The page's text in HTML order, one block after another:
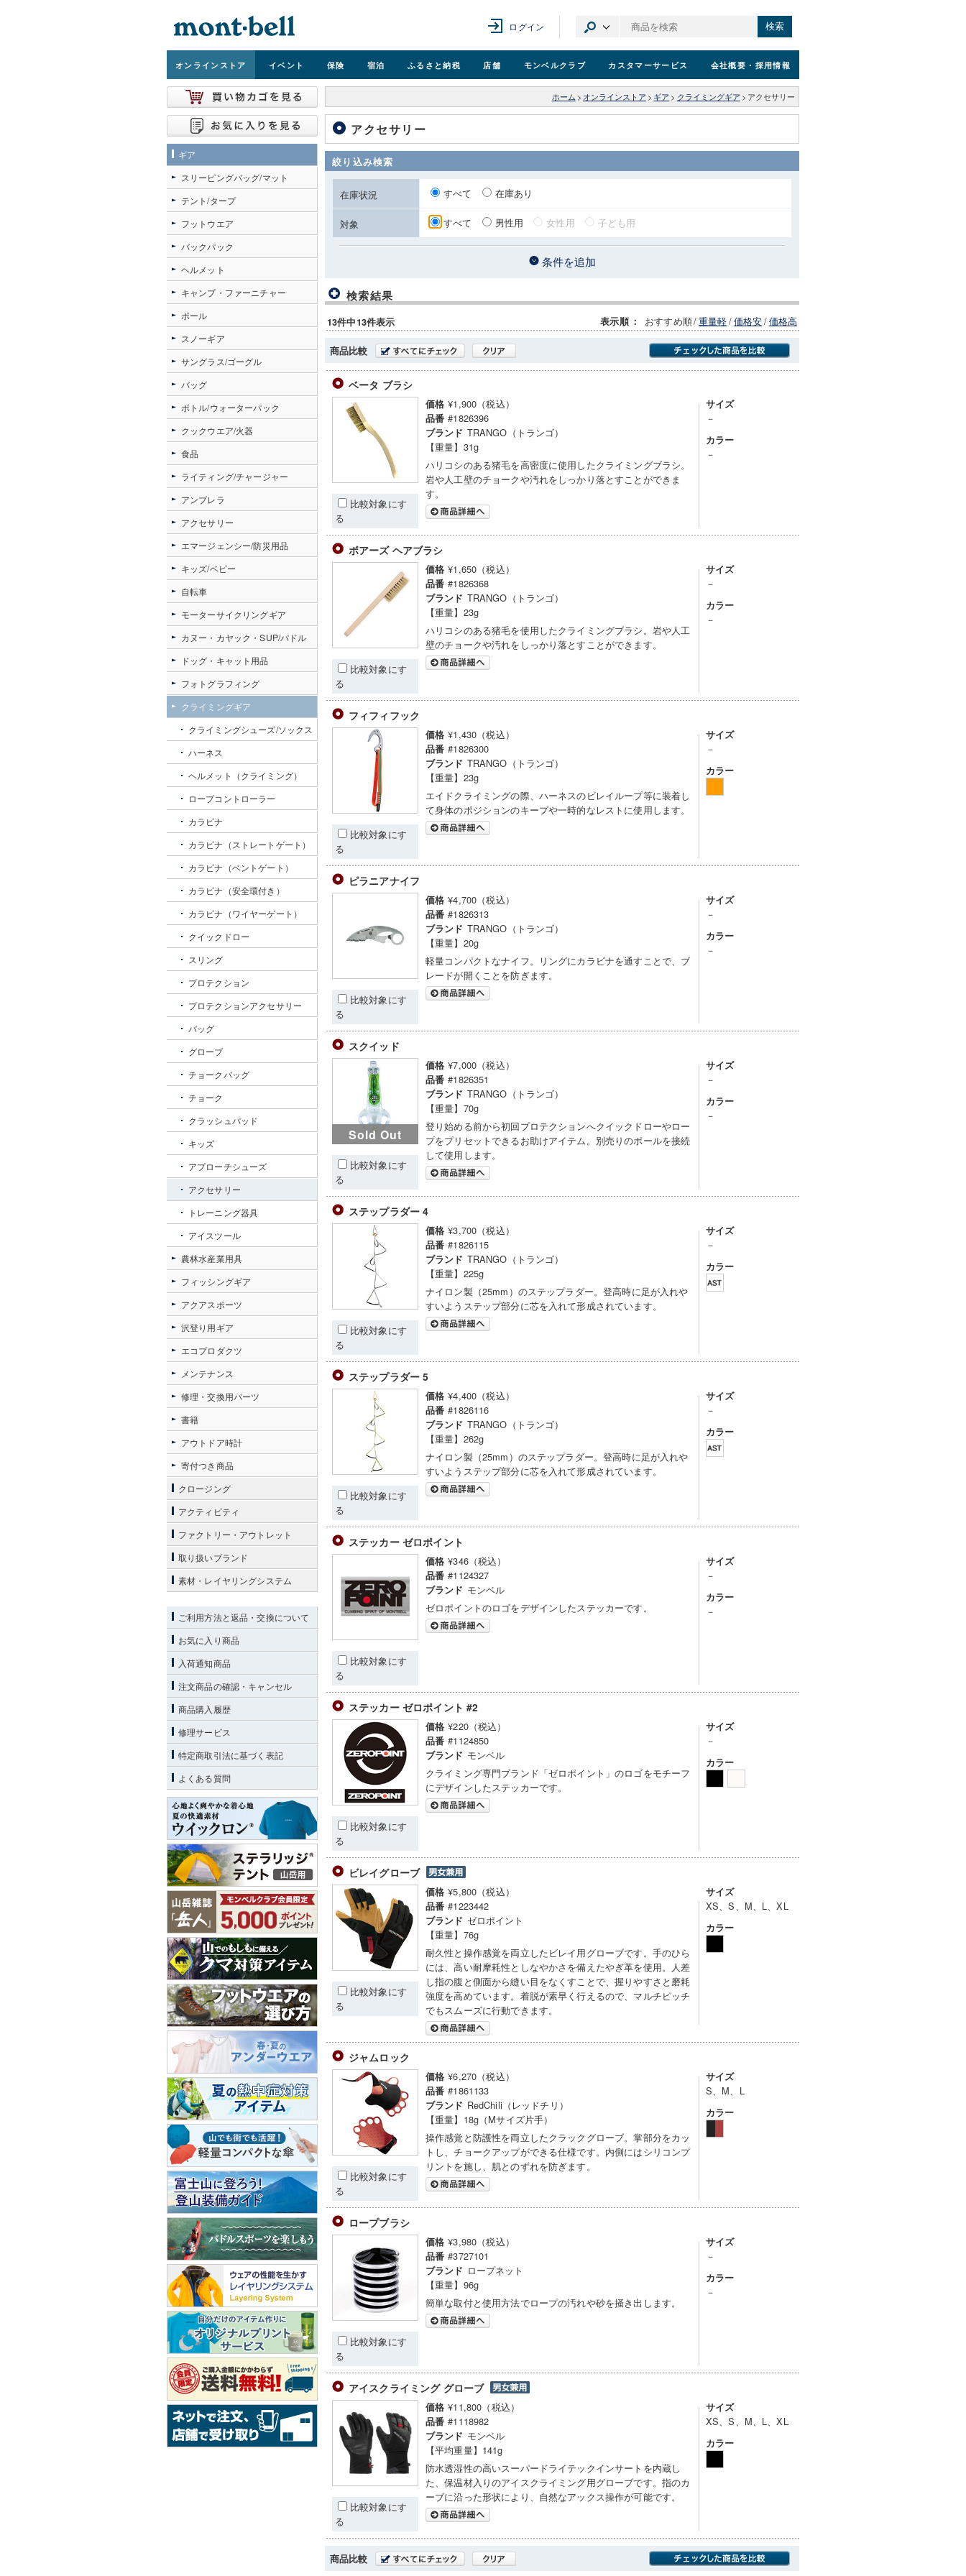
ログイン 検索
オンラインストア イベント 保険 宿泊 ふるさと納税 店舗 モンベルクラブ カスタマーサービス 会社概要 ・採用情報
ホーム > オンラインストア > ギア > クライミングギア > アクセサリー
アクセサリー
絞り込み検索
在庫状況 すべて 在庫あり
対象 すべて 男性用 女性用 子ども用
条件を追加
検索結果
13件中13件表示 表示順 ： おすすめ順/重量軽/価格安/価格高
商品比較
ベータ ブラシ
比較対象にす
る
価格 ¥1,900（税込）
品番 #1826396
ブランド TRANGO（トランゴ）
【重量】31g
ハリコシのある猪毛を高密度に使用したクライミングブラシ。
岩や人工壁のチョークや汚れをしっかり落とすことができま
す。
サイズ
－
カラー
－
ボアーズ ヘアブラシ
比較対象にす
る
価格 ¥1,650（税込）
品番 #1826368
ブランド TRANGO（トランゴ）
【重量】23g
ハリコシのある猪毛を使用したクライミングブラシ。岩や人工
壁のチョークや汚れをしっかり落とすことができます。
サイズ
－
カラー
－
フィフィフック
比較対象にす
る
価格 ¥1,430（税込）
品番 #1826300
ブランド TRANGO（トランゴ）
【重量】23g
エイドクライミングの際、ハーネスのビレイループ等に装着し
て身体のポジションのキープや一時的なレストに使用します。
サイズ
－
カラー
ピラニアナイフ
比較対象にす
る
価格 ¥4,700（税込）
品番 #1826313
ブランド TRANGO（トランゴ）
【重量】20g
軽量コンパクトなナイフ。リングにカラビナを通すことで、ブ
レードが開くことを防ぎます。
サイズ
－
カラー
－
スクイッド
Sold Out
比較対象にす
る
価格 ¥7,000（税込）
品番 #1826351
ブランド TRANGO（トランゴ）
【重量】70g
登り始める前から初回プロテクションへクイックドローやロー
プをプリセットできるお助けアイテム。別売りのポールを接続
して使用します。
サイズ
－
カラー
－
ステップラダー 4
比較対象にす
る
価格 ¥3,700（税込）
品番 #1826115
ブランド TRANGO（トランゴ）
【重量】225g
ナイロン製（25mm）のステップラダー。登高時に足が入れや
すいようステップ部分に芯を入れて形成されています。
サイズ
－
カラー
ステップラダー 5
比較対象にす
る
価格 ¥4,400（税込）
品番 #1826116
ブランド TRANGO（トランゴ）
【重量】262g
ナイロン製（25mm）のステップラダー。登高時に足が入れや
すいようステップ部分に芯を入れて形成されています。
サイズ
－
カラー
ステッカー ゼロポイント
比較対象にす
る
価格 ¥346（税込）
品番 #1124327
ブランド モンベル
ゼロポイントのロゴをデザインしたステッカーです。
サイズ
－
カラー
－
ステッカー ゼロポイント #2
比較対象にす
る
価格 ¥220（税込）
品番 #1124850
ブランド モンベル
クライミング専門ブランド「ゼロポイント」のロゴをモチーフ
にデザインしたステッカーです。
サイズ
－
カラー
ビレイグローブ
比較対象にす
る
価格 ¥5,800（税込）
品番 #1223442
ブランド ゼロポイント
【重量】76g
耐久性と操作感覚を両立したビレイ用グローブです。手のひら
には、高い耐摩耗性としなやかさを備えたやぎ革を使用。人差
し指の腹と側面から縫い目をなくすことで、握りやすさと磨耗
強度を高めています。着脱が素早く行えるので、マルチピッチ
でもスムーズに行動できます。
サイズ
XS、S、M、L、XL
カラー
ジャムロック
比較対象にす
る
価格 ¥6,270（税込）
品番 #1861133
ブランド RedChili（レッドチリ）
【重量】18g（Mサイズ片手）
操作感覚と防護性を両立したクラックグローブ。掌部分をカッ
トし、チョークアップができる仕様です。内側にはシリコンプ
リントを施し、肌とのずれを防ぎます。
サイズ
S、M、L
カラー
ロープブラシ
比較対象にす
る
価格 ¥3,980（税込）
品番 #3727101
ブランド ロープネット
【重量】96g
簡単な取付と使用方法でロープの汚れや砂を掻き出します。
サイズ
－
カラー
－
アイスクライミング グローブ
比較対象にす
る
価格 ¥11,800（税込）
品番 #1118982
ブランド モンベル
【平均重量】141g
防水透湿性の高いスーパードライテックインサートを内蔵し
た、保温材入りのアイスクライミング用グローブです。指のカ
ーブに沿った形状により、自然なアックス操作が可能です。
サイズ
XS、S、M、L、XL
カラー
商品比較
ギア
スリーピングバッグ/マット
テント/タープ
フットウエア
バックパック
ヘルメット
キャンプ・ファーニチャー
ポール
スノーギア
サングラス/ゴーグル
バッグ
ボトル/ウォーターパック
クックウエア/火器
食品
ライティング/チャージャー
アンブレラ
アクセサリー
エマージェンシー/防災用品
キッズ/ベビー
自転車
モーターサイクリングギア
カヌー・カヤック・SUP/パドル
ドッグ・キャット用品
フォトグラフィング
クライミングギア
クライミングシューズ/ソックス
ハーネス
ヘルメット（クライミング）
ロープコントローラー
カラビナ
カラビナ（ストレートゲート）
カラビナ（ベントゲート）
カラビナ（安全環付き）
カラビナ（ワイヤーゲート）
クイックドロー
スリング
プロテクション
プロテクションアクセサリー
バッグ
グローブ
チョークバッグ
チョーク
クラッシュパッド
キッズ
アプローチシューズ
アクセサリー
トレーニング器具
アイスツール
農林水産業用具
フィッシングギア
アクアスポーツ
沢登り用ギア
エコプロダクツ
メンテナンス
修理・交換用パーツ
書籍
アウトドア時計
寄付つき商品
クロージング
アクティビティ
ファクトリー・アウトレット
取り扱いブランド
素材・レイヤリングシステム
ご利用方法と返品・交換について
お気に入り商品
入荷通知商品
注文商品の確認・キャンセル
商品購入履歴
修理サービス
特定商取引法に基づく表記
よくある質問